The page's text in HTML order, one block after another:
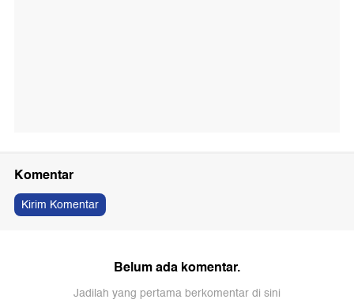
Komentar
Kirim Komentar
Belum ada komentar.
Jadilah yang pertama berkomentar di sini